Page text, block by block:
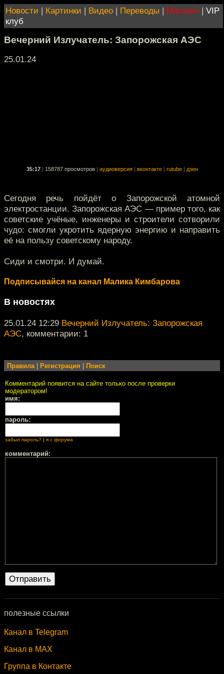
Новости | Картинки | Видео | Переводы | Магазин | VIP
клуб
Вечерний Излучатель: Запорожская АЭС
25.01.24
35:17 158787 просмотров аудиоверсия вконтакте rutube дзен
Сегодня речь пойдёт о Запорожской атомной
электростанции. Запорожская АЭС — пример того, как
советские учёные, инженеры и строители сотворили
чудо: смогли укротить ядерную энергию и направить
её на пользу советскому народу.
Сиди и смотри. И думай.
Подписывайся на канал Малика Кимбарова
В новостях
25.01.24 12:29 Вечерний Излучатель: Запорожская
АЭС, комментарии: 1
Правила| Регистрация Поиск
Комментарий появится на сайте только после проверки
модератором!
имя:
пароль:
забыл пароль? я с форума
комментарий:
полезные ссылки
Канал в Telegram
Канал в MAX
Группа в Контакте